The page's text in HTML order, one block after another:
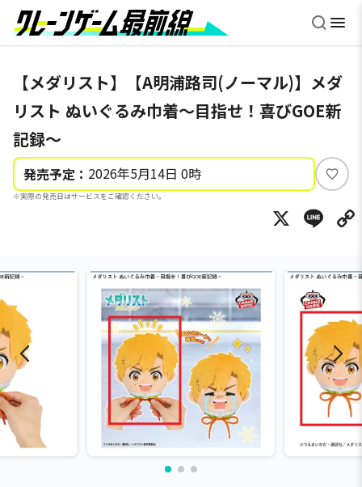
【メダリスト】【A明浦路司(ノーマル)】メダ
リスト ぬいぐるみ巾着～目指せ！喜びGOE新
記録～
発売予定： 2026年5月14日 0時
※実際の発売日はサービスをご確認ください。
い
ね
X